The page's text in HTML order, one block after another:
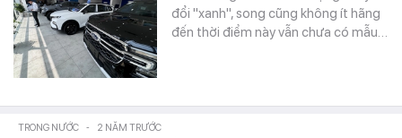
đổi "xanh", song cũng không ít hãng
đến thời điểm này vẫn chưa có mẫu…
TRONG NƯỚC - 2 NĂM TRƯỚC